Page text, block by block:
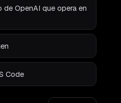
OpenAI que opera en
Code